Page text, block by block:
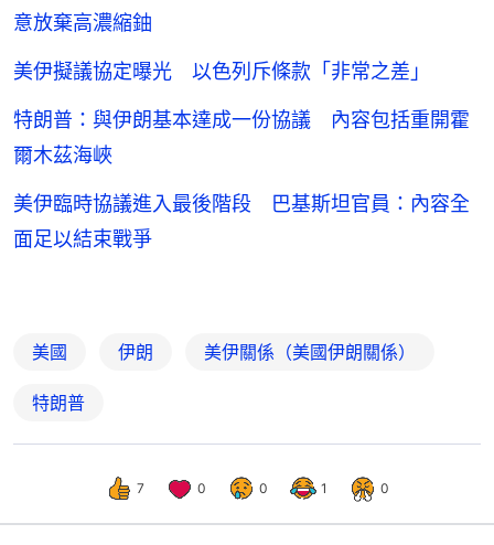
意放棄高濃縮鈾
美伊擬議協定曝光 以色列斥條款「非常之差」
特朗普：與伊朗基本達成一份協議 內容包括重開霍
爾木茲海峽
美伊臨時協議進入最後階段 巴基斯坦官員：內容全
面足以結束戰爭
美國 伊朗 美伊關係（美國伊朗關係）
特朗普
7 0 0 1 0